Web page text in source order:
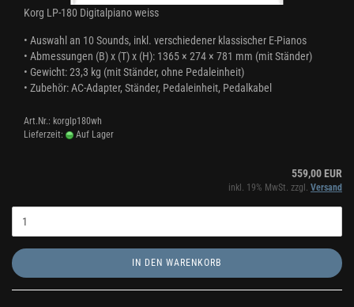
Korg LP-180 Digitalpiano weiss
• Auswahl an 10 Sounds, inkl. verschiedener klassischer E-Pianos
• Abmessungen (B) x (T) x (H): 1365 × 274 × 781 mm (mit Ständer)
• Gewicht: 23,3 kg (mit Ständer, ohne Pedaleinheit)
• Zubehör: AC-Adapter, Ständer, Pedaleinheit, Pedalkabel
Art.Nr.: korglp180wh
Lieferzeit:
Auf Lager
559,00 EUR
inkl. 19% MwSt. zzgl. Versand
IN DEN WARENKORB